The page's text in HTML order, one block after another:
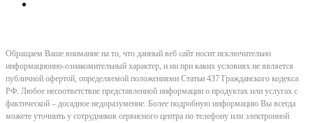
Обращаем Ваше внимание на то, что данный веб сайт носит исключительно
информационно-ознакомительный характер, и ни при каких условиях не является
публичной офертой, определяемой положениями Статьи 437 Гражданского кодекса
РФ. Любое несоответствие представленной информации о продуктах или услугах с
фактической – досадное недоразумение. Более подробную информацию Вы всегда
можете уточнить у сотрудников сервисного центра по телефону или электронной